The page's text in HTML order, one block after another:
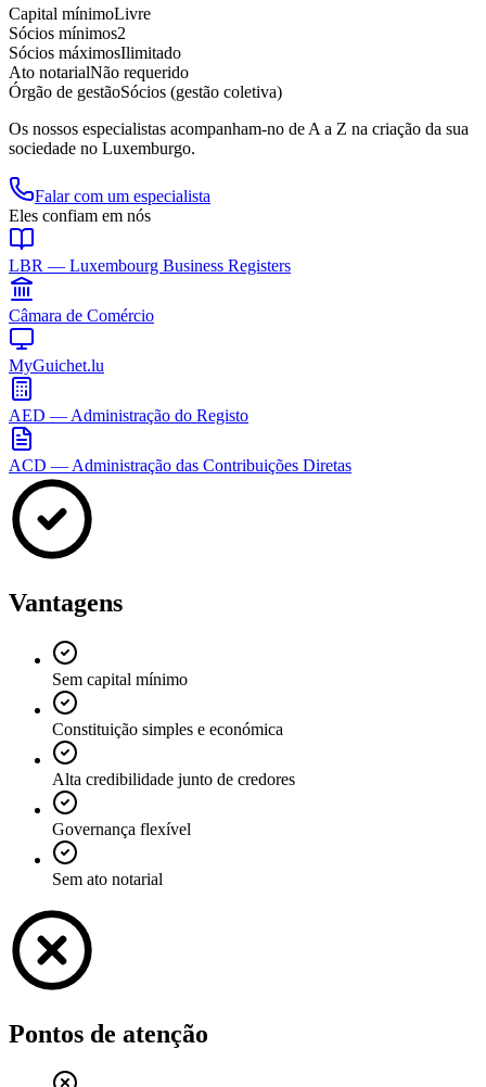
Capital mínimoLivre
Sócios mínimos2
Sócios máximosIlimitado
Ato notarialNão requerido
Órgão de gestãoSócios (gestão coletiva)
Os nossos especialistas acompanham-no de A a Z na criação da sua
sociedade no Luxemburgo.
Falar com um especialista
Eles confiam em nós
LBR — Luxembourg Business Registers
Câmara de Comércio
MyGuichet.lu
AED — Administração do Registo
ACD — Administração das Contribuições Diretas
Vantagens
Sem capital mínimo
Constituição simples e económica
Alta credibilidade junto de credores
Governança flexível
Sem ato notarial
Pontos de atenção